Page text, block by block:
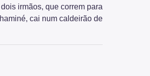
irmãos, que correm para
cai num caldeirão de